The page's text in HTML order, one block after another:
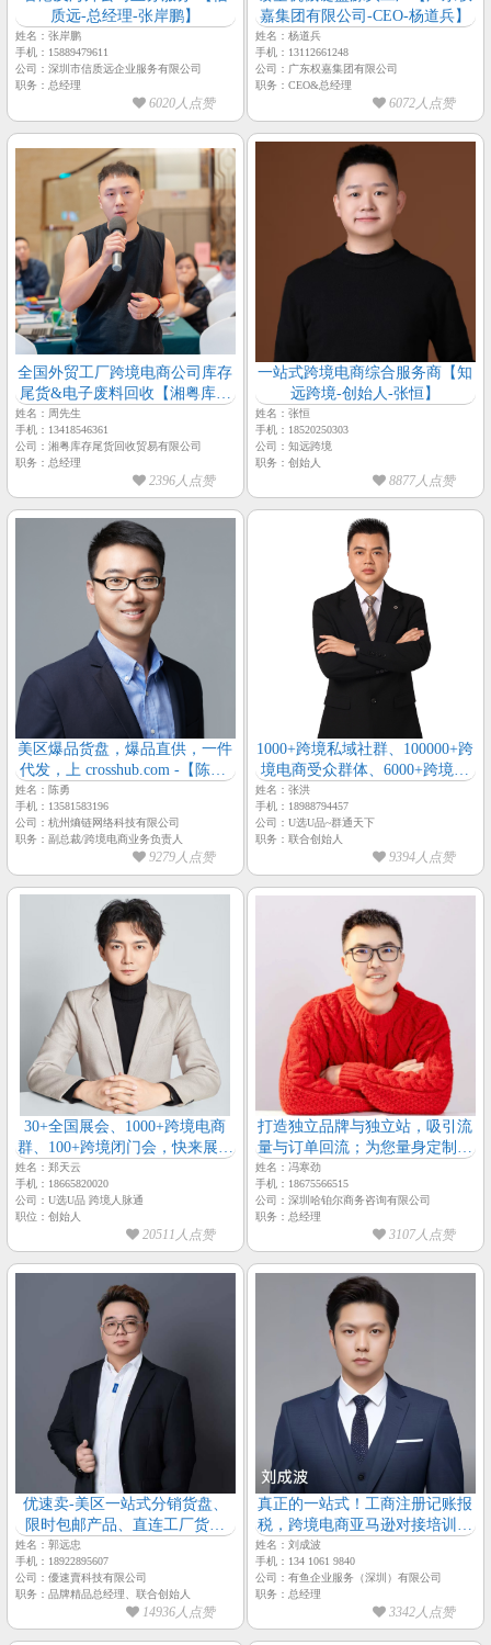
质远-总经理-张岸鹏】
姓名：张岸鹏
手机：15889479611
公司：深圳市信质远企业服务有限公司
职务：总经理
6020人点赞
嘉集团有限公司-CEO-杨道兵】
姓名：杨道兵
手机：13112661248
公司：广东权嘉集团有限公司
职务：CEO&总经理
6072人点赞
全国外贸工厂跨境电商公司库存
尾货&电子废料回收【湘粤库存
尾货回收贸易-周总】
姓名：周先生
手机：13418546361
公司：湘粤库存尾货回收贸易有限公司
职务：总经理
2396人点赞
一站式跨境电商综合服务商【知
远跨境-创始人-张恒】
姓名：张恒
手机：18520250303
公司：知远跨境
职务：创始人
8877人点赞
美区爆品货盘，爆品直供，一件
代发，上 crosshub.com -【陈勇-
极智跨境-副总裁】
姓名：陈勇
手机：13581583196
公司：杭州熵链网络科技有限公司
职务：副总裁/跨境电商业务负责人
9279人点赞
1000+跨境私域社群、100000+跨
境电商受众群体、6000+跨境电
商源头工厂会员、囊括全深圳跨
境电商行业资源【群通天下-创
始人-张洪】
姓名：张洪
手机：18988794457
公司：U选U品~群通天下
职务：联合创始人
9394人点赞
30+全国展会、1000+跨境电商
群、100+跨境闭门会，快来展示
【跨境人脉通-总经理-郑天云】
姓名：郑天云
手机：18665820020
公司：U选U品 跨境人脉通
职位：创始人
20511人点赞
打造独立品牌与独立站，吸引流
量与订单回流；为您量身定制店
铺搭建、设计、SEO优化及技术
支持【哈铂尔-总经理-冯寒劲】
姓名：冯寒劲
手机：18675566515
公司：深圳哈铂尔商务咨询有限公司
职务：总经理
3107人点赞
优速卖-美区一站式分销货盘、
限时包邮产品、直连工厂货盘
【优速卖-品牌精品总经理-郭远
姓名：郭远忠
手机：18922895607
公司：優速賣科技有限公司
职务：品牌精品总经理、联合创始人
14936人点赞
真正的一站式！工商注册记账报
税，跨境电商亚马逊对接培训运
营等，协助企业以最小的支出实
现最大的收益。
姓名：刘成波
手机：134 1061 9840
公司：有鱼企业服务（深圳）有限公司
职务：总经理
3342人点赞